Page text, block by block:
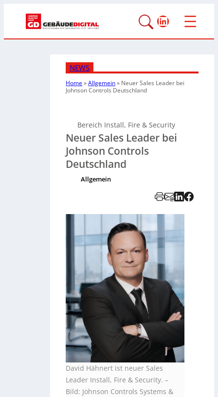
LinkedIn
NEWS
Home»Allgemein» Neuer Sales Leader bei
Johnson Controls Deutschland
Bereich Install, Fire & Security
Neuer Sales Leader bei
Johnson Controls
Deutschland
Allgemein
David Hähnert ist neuer Sales
Leader Install, Fire & Security. –
Bild: Johnson Controls Systems &